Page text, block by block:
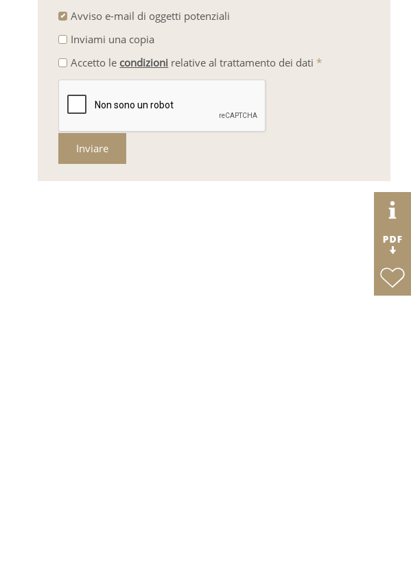
Avviso e-mail di oggetti potenziali
Inviami una copia
Accetto le condizioni relative al trattamento dei dati *
Inviare